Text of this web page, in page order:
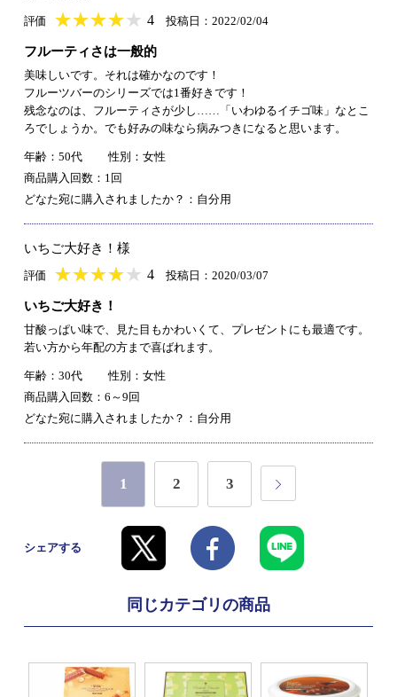
評価 ★★★★★
★★★★★ 4 投稿日：2022/02/04
フルーティさは一般的
美味しいです。それは確かなのです！
フルーツバーのシリーズでは1番好きです！
残念なのは、フルーティさが少し……「いわゆるイチゴ味」なとこ
ろでしょうか。でも好みの味なら病みつきになると思います。
年齢：50代
性別：女性
商品購入回数：1回
どなた宛に購入されましたか？：自分用
いちご大好き！様
評価 ★★★★★
★★★★★ 4 投稿日：2020/03/07
いちご大好き！
甘酸っぱい味で、見た目もかわいくて、プレゼントにも最適です。
若い方から年配の方まで喜ばれます。
年齢：30代
性別：女性
商品購入回数：6～9回
どなた宛に購入されましたか？：自分用
1 2 3
シェアする
同じカテゴリの商品